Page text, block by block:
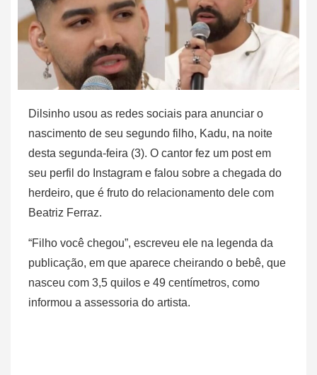
Dilsinho usou as redes sociais para anunciar o
nascimento de seu segundo filho, Kadu, na noite
desta segunda-feira (3). O cantor fez um post em
seu perfil do Instagram e falou sobre a chegada do
herdeiro, que é fruto do relacionamento dele com
Beatriz Ferraz.
“Filho você chegou”, escreveu ele na legenda da
publicação, em que aparece cheirando o bebê, que
nasceu com 3,5 quilos e 49 centímetros, como
informou a assessoria do artista.